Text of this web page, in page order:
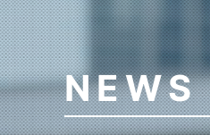
NEWS